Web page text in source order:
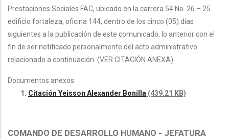
Prestaciones Sociales FAC, ubicado en la carrera 54 No. 26 – 25
edificio fortaleza, oficina 144, dentro de los cinco (05) días
siguientes a la publicación de este comunicado, lo anterior con el
fin de ser notificado personalmente del acto administrativo
relacionado a continuación. (VER CITACIÓN ANEXA)
Documentos anexos:
Citación Yeisson Alexander Bonilla (439.21 KB)
COMANDO DE DESARROLLO HUMANO - JEFATURA